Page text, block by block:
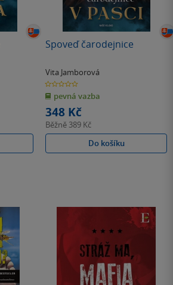
Spoveď čarodejnice
Vita Jamborová
0.0
z
5
hvězdiček
pevná vazba
348 Kč
Běžně 389 Kč
Do košíku